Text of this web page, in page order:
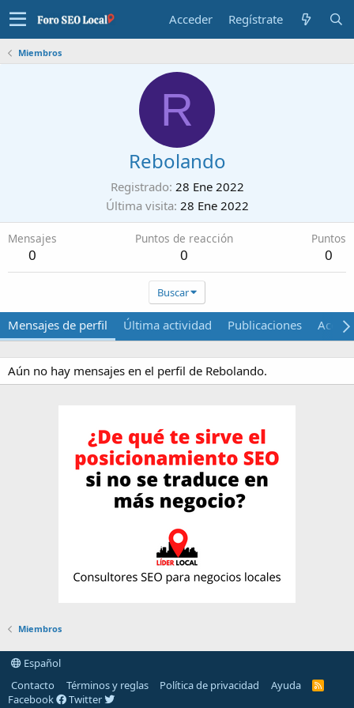
Acceder Regístrate
Miembros
R
Rebolando
Registrado 28 Ene 2022
Última visita 28 Ene 2022
Mensajes
0
Puntos de reacción
0
Puntos
0
Buscar
Mensajes de perfil Última actividad Publicaciones Acerca
Aún no hay mensajes en el perfil de Rebolando.
Miembros
Español
Contacto
Términos y reglas Política de privacidad Ayuda
R
Facebook Twitter